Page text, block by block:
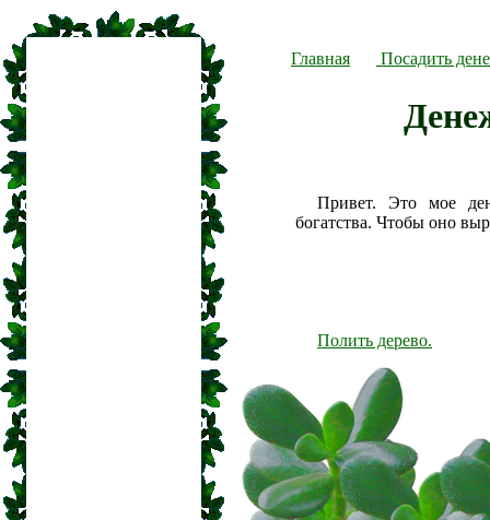
Главная Посадить
Привет. Это мое
богатства. Чтобы оно
Полить дерево.